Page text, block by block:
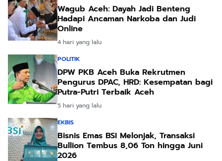
Wagub Aceh: Dayah Jadi Benteng
Hadapi Ancaman Narkoba dan Judi
Online
4 hari yang lalu
POLITIK
DPW PKB Aceh Buka Rekrutmen
Pengurus DPAC, HRD: Kesempatan bagi
Putra-Putri Terbaik Aceh
5 hari yang lalu
EKBIS
Bisnis Emas BSI Melonjak, Transaksi
Bullion Tembus 8,06 Ton hingga Juni
2026